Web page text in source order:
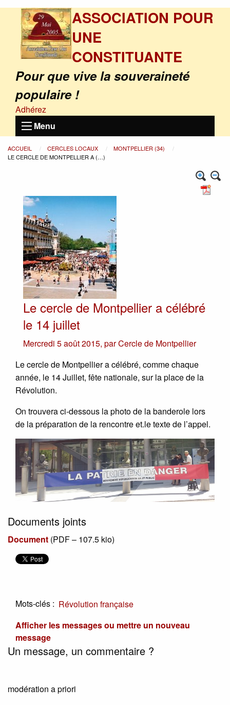
ASSOCIATION POUR
UNE
CONSTITUANTE
Pour que vive la souveraineté
populaire !
Adhérez
Menu
ACCUEIL CERCLES LOCAUX
MONTPELLIER (34)
LE CERCLE DE MONTPELLIER A (…)
Le cercle de Montpellier a célébré
le 14 juillet
Mercredi 5 août 2015, parCercle de Montpellier
Le cercle de Montpellier a célébré, comme chaque
année, le 14 Juillet, fête nationale, sur la place de la
Révolution.
On trouvera ci-dessous la photo de la banderole lors
de la préparation de la rencontre et.le texte de l’appel.
Documents joints
Document (PDF – 107.5 kio)
Mots-clés : Révolution française
Afficher les messages ou mettre un nouveau
message
Un message, un commentaire ?
modération a priori